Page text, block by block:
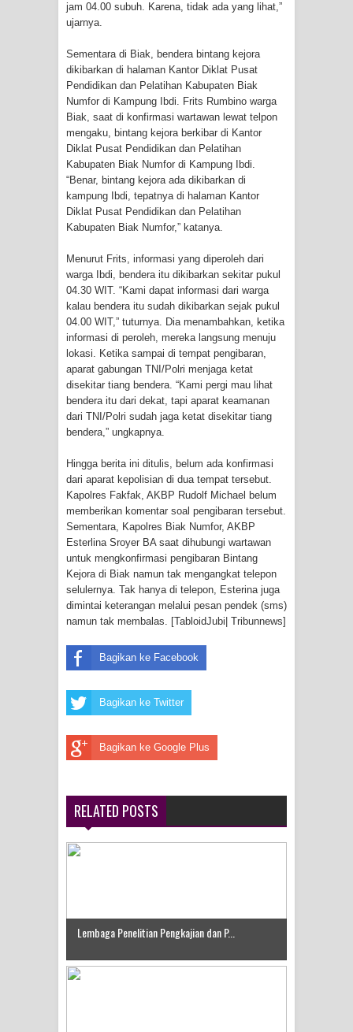
Mechanized Rice Expansion
dan Penanaman Padi di Merauke
Mantan Sekda Jayawijaya Jadi
Tersangka Kasus Korupsi Jalan
Lingkar
Papuan Artisans Take Center Stage
Anniversary in Makassar
Presenter TVRI Papua Barat Yanto
Idorway Masih Hilang
jam 04.00 subuh. Karena, tidak ada yang lihat,”
ujarnya.
Sementara di Biak, bendera bintang kejora
dikibarkan di halaman Kantor Diklat Pusat
Pendidikan dan Pelatihan Kabupaten Biak
Numfor di Kampung Ibdi. Frits Rumbino warga
Biak, saat di konfirmasi wartawan lewat telpon
mengaku, bintang kejora berkibar di Kantor
Diklat Pusat Pendidikan dan Pelatihan
Kabupaten Biak Numfor di Kampung Ibdi.
“Benar, bintang kejora ada dikibarkan di
kampung Ibdi, tepatnya di halaman Kantor
Diklat Pusat Pendidikan dan Pelatihan
Kabupaten Biak Numfor,” katanya.
Menurut Frits, informasi yang diperoleh dari
warga Ibdi, bendera itu dikibarkan sekitar pukul
04.30 WIT. “Kami dapat informasi dari warga
kalau bendera itu sudah dikibarkan sejak pukul
04.00 WIT,” tuturnya. Dia menambahkan, ketika
informasi di peroleh, mereka langsung menuju
lokasi. Ketika sampai di tempat pengibaran,
aparat gabungan TNI/Polri menjaga ketat
disekitar tiang bendera. “Kami pergi mau lihat
bendera itu dari dekat, tapi aparat keamanan
dari TNI/Polri sudah jaga ketat disekitar tiang
bendera,” ungkapnya.
Hingga berita ini ditulis, belum ada konfirmasi
dari aparat kepolisian di dua tempat tersebut.
Kapolres Fakfak, AKBP Rudolf Michael belum
memberikan komentar soal pengibaran tersebut.
Sementara, Kapolres Biak Numfor, AKBP
Esterlina Sroyer BA saat dihubungi wartawan
untuk mengkonfirmasi pengibaran Bintang
Kejora di Biak namun tak mengangkat telepon
selulernya. Tak hanya di telepon, Esterina juga
dimintai keterangan melalui pesan pendek (sms)
namun tak membalas. [TabloidJubi| Tribunnews]
Bagikan ke Facebook
Bagikan ke Twitter
Bagikan ke Google Plus
RELATED POSTS
Lembaga Penelitian Pengkajian dan P...